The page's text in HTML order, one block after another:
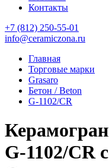
Контакты
+7 (812) 250-55-01
info@ceramiczona.ru
Главная
Торговые марки
Grasaro
Бетон / Beton
G-1102/CR
G-1102/CR